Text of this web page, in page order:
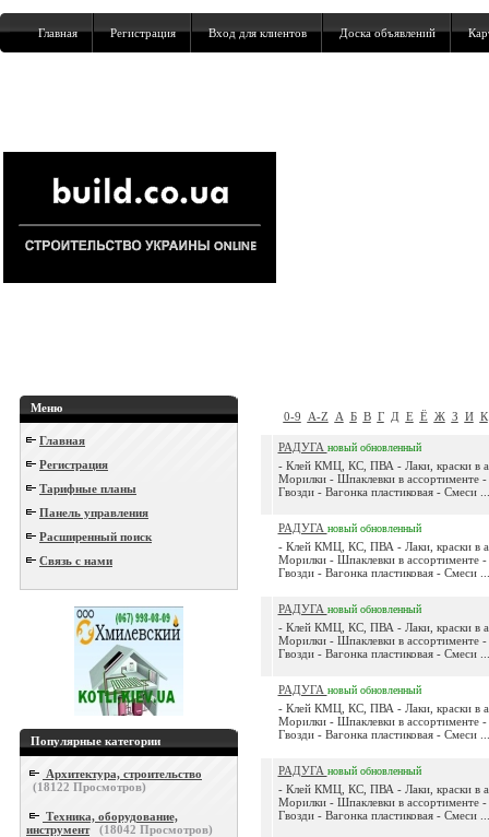
Главная Регистрация Вход для клиентов Доска объявлений
Меню
Главная
Регистрация
Тарифные планы
Панель управления
Расширенный поиск
Связь с нами
Популярные категории
Архитектура, строительство
(18122 Просмотров)
Техника, оборудование,
инструмент
(18042 Просмотров)
0-9 A-Z А Б В Г Д Е Ё Ж З И К
РАДУГА новый обновленный
- Клей КМЦ, КС, ПВА - Лаки, краски в
Морилки - Шпаклевки в ассортименте -
Гвозди - Вагонка пластиковая - Смеси ...
РАДУГА новый обновленный
- Клей КМЦ, КС, ПВА - Лаки, краски в
Морилки - Шпаклевки в ассортименте -
Гвозди - Вагонка пластиковая - Смеси ...
РАДУГА новый обновленный
- Клей КМЦ, КС, ПВА - Лаки, краски в
Морилки - Шпаклевки в ассортименте -
Гвозди - Вагонка пластиковая - Смеси ...
РАДУГА новый обновленный
- Клей КМЦ, КС, ПВА - Лаки, краски в
Морилки - Шпаклевки в ассортименте -
Гвозди - Вагонка пластиковая - Смеси ...
РАДУГА новый обновленный
- Клей КМЦ, КС, ПВА - Лаки, краски в
Морилки - Шпаклевки в ассортименте -
Гвозди - Вагонка пластиковая - Смеси ...